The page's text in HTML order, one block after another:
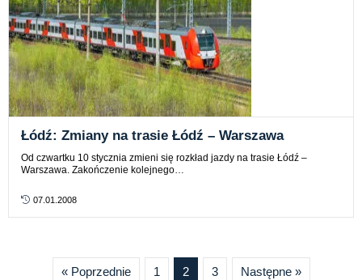
Łódź: Zmiany na trasie Łódź – Warszawa
Od czwartku 10 stycznia zmieni się rozkład jazdy na trasie Łódź –
Warszawa. Zakończenie kolejnego…
07.01.2008
« Poprzednie 1 2 3 Następne »